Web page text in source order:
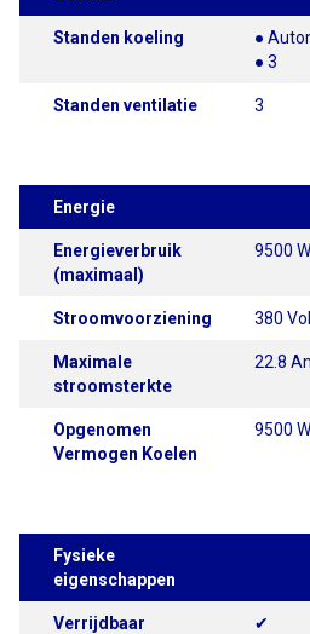
Standen koeling
●
● 3
Standen ventilatie 3
Energie
Energieverbruik
(maximaal)
9500
Stroomvoorziening 380
Maximale
stroomsterkte
22.8
Opgenomen
Vermogen Koelen
9500
Fysieke
eigenschappen
Verrijdbaar ✔